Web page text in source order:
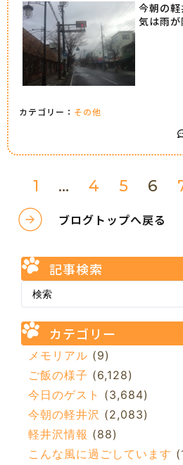
今朝の
気は雨が
カテゴリー： その他
1 … 4 5 6
ブログトップへ戻る
記事検索
カテゴリー
メモリアル (9)
ご飯の様子 (6,128)
今日のゲスト (3,684)
今朝の軽井沢 (2,083)
軽井沢情報 (88)
こんな風に過ごしています